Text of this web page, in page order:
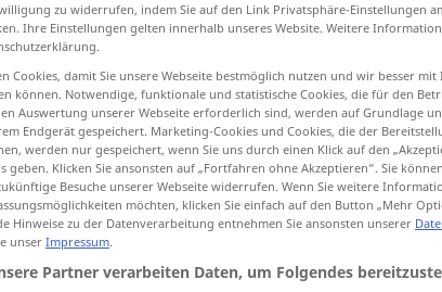
zu widerrufen, indem Sie auf den Link Privatsphäre-Einstellungen
Ihre Einstellungen gelten innerhalb unseres Website. Weitere
Cookies, damit Sie unsere Webseite bestmöglich nutzen und wir besser mit
können. Notwendige, funktionale und statistische Cookies, die für den
Auswertung unserer Webseite erforderlich sind, werden auf Grundlage
Endgerät gespeichert. Marketing-Cookies und Cookies, die der
werden nur gespeichert, wenn Sie uns durch einen Klick auf den
geben. Klicken Sie ansonsten auf „Fortfahren ohne Akzeptieren“. Sie
Besuche unserer Webseite widerrufen. Wenn Sie weitere
möchten, klicken Sie einfach auf den Button „Mehr
Hinweise zu der Datenverarbeitung entnehmen Sie ansonsten unserer
unser Impressum.
Partner verarbeiten Daten, um Folgendes